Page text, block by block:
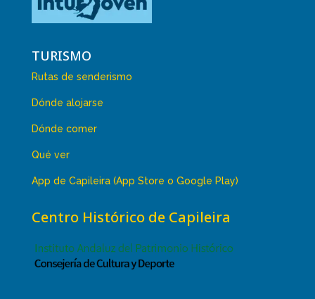
TURISMO
Rutas de senderismo
Dónde alojarse
Dónde comer
Qué ver
App de Capileira (App Store o Google Play)
Centro Histórico de Capileira